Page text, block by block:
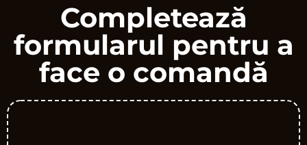
Completează
formularul pentru a
face o comandă